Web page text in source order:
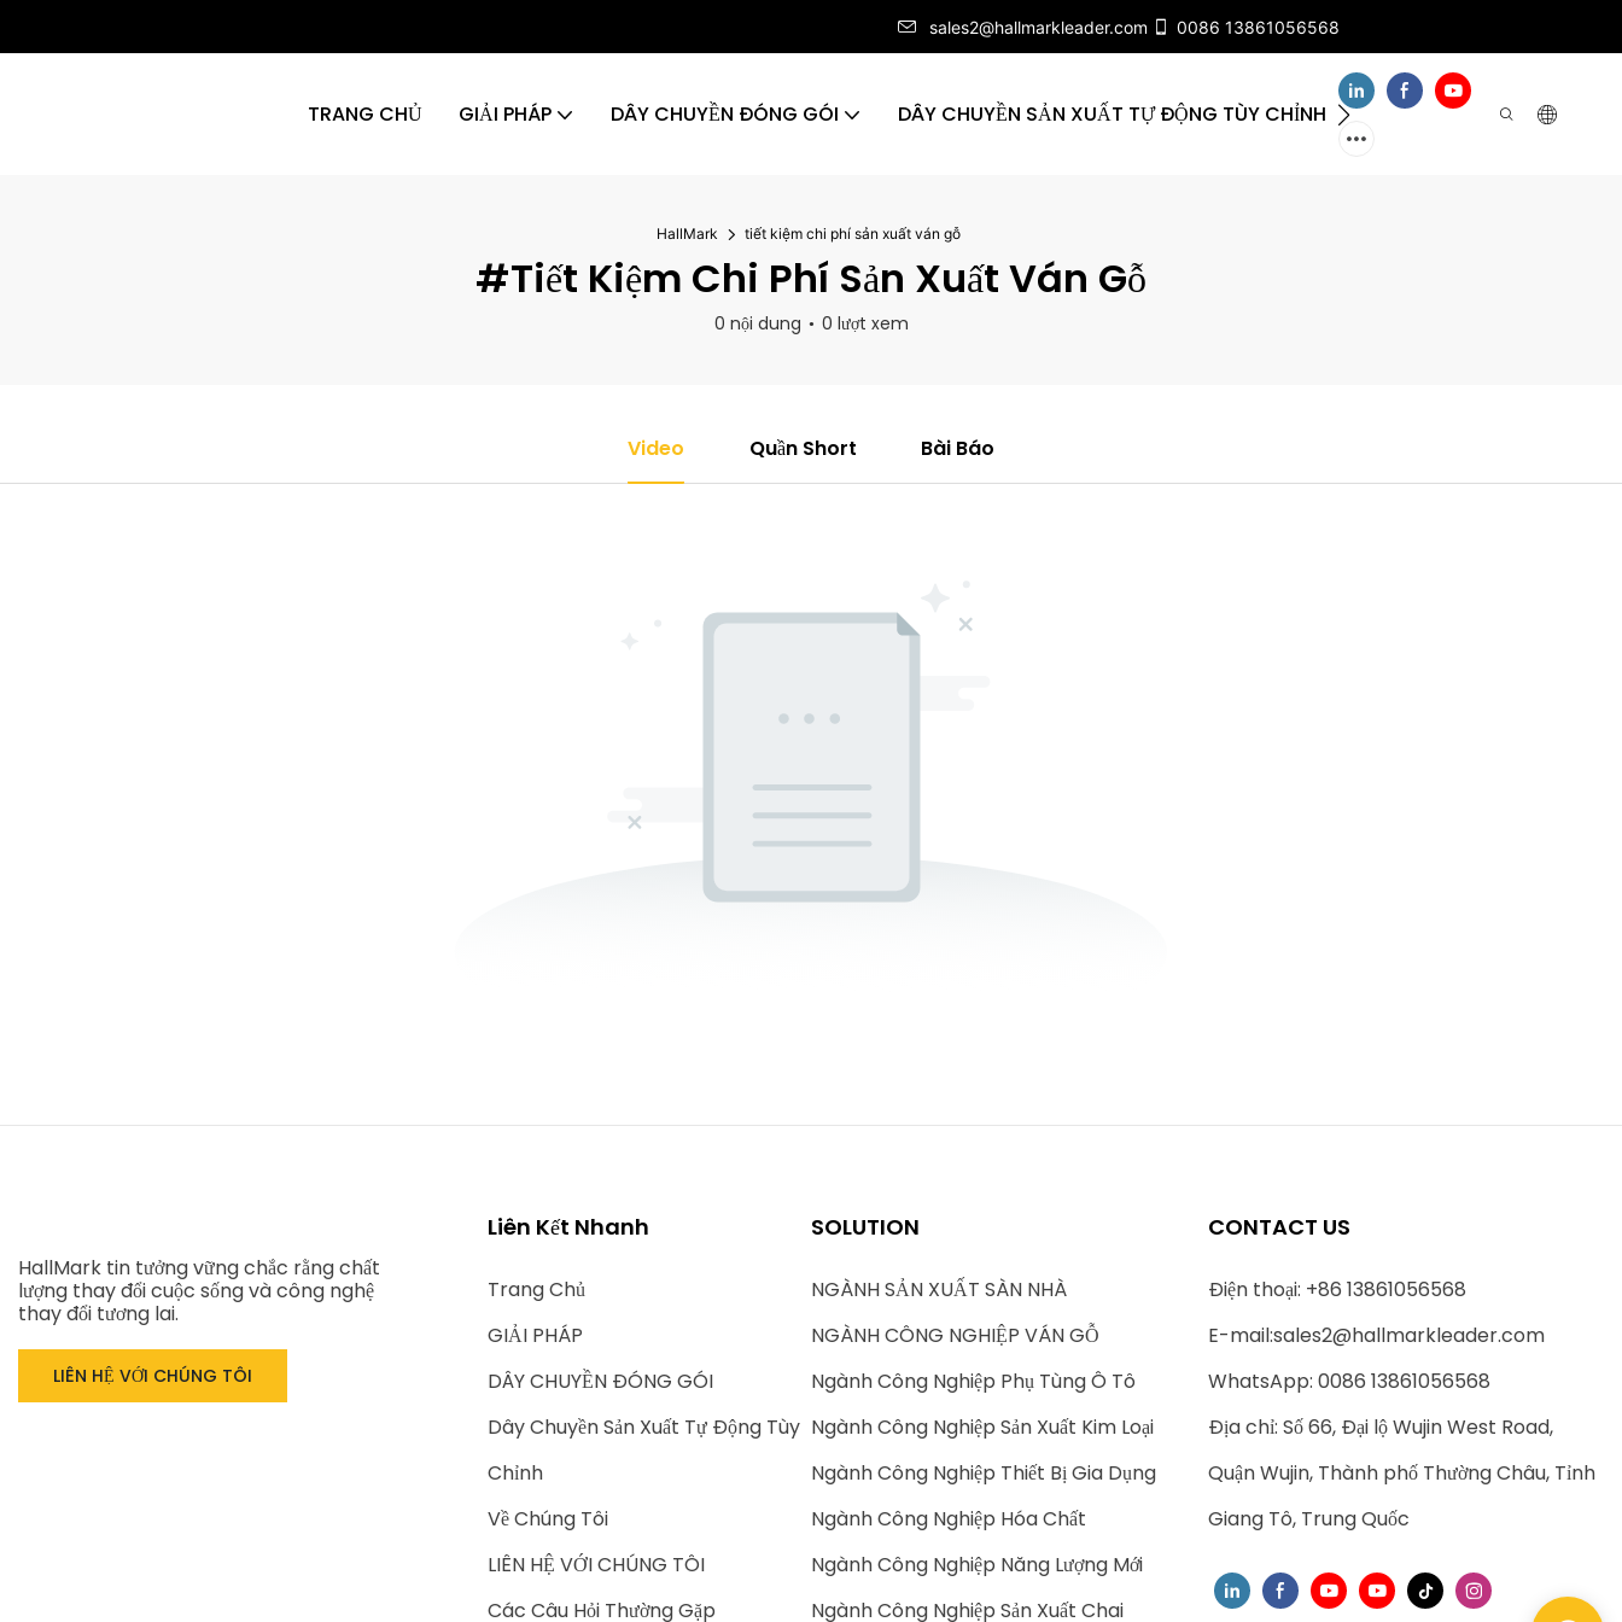
sales2@hallmarkleader.com 0086 13861056568
TRANG CHỦ GIẢI PHÁP DÂY CHUYỀN ĐÓNG GÓI DÂY CHUYỀN SẢN XUẤT TỰ ĐỘNG TÙY CHỈNH VỀ CHÚNG TÔI
HallMark tiết kiệm chi phí sản xuất ván gỗ
#tiết Kiệm Chi Phí Sản Xuất Ván Gỗ
0 nội dung 0 lượt xem
Video Quần Short Bài Báo
HallMark tin tưởng vững chắc rằng chất
lượng thay đổi cuộc sống và công nghệ
thay đổi tương lai.
LIÊN HỆ VỚI CHÚNG TÔI
Liên Kết Nhanh
Trang Chủ
GIẢI PHÁP
DÂY CHUYỀN ĐÓNG GÓI
Dây Chuyền Sản Xuất Tự Động Tùy
Chỉnh
Về Chúng Tôi
LIÊN HỆ VỚI CHÚNG TÔI
Các Câu Hỏi Thường Gặp
SOLUTION
NGÀNH SẢN XUẤT SÀN NHÀ
NGÀNH CÔNG NGHIỆP VÁN GỖ
Ngành Công Nghiệp Phụ Tùng Ô Tô
Ngành Công Nghiệp Sản Xuất Kim Loại
Ngành Công Nghiệp Thiết Bị Gia Dụng
Ngành Công Nghiệp Hóa Chất
Ngành Công Nghiệp Năng Lượng Mới
Ngành Công Nghiệp Sản Xuất Chai
CONTACT US
Điện thoại: +86 13861056568
E-mail:sales2@hallmarkleader.com
WhatsApp: 0086 13861056568
Địa chỉ: Số 66, Đại lộ Wujin West Road,
Quận Wujin, Thành phố Thường Châu, Tỉnh
Giang Tô, Trung Quốc